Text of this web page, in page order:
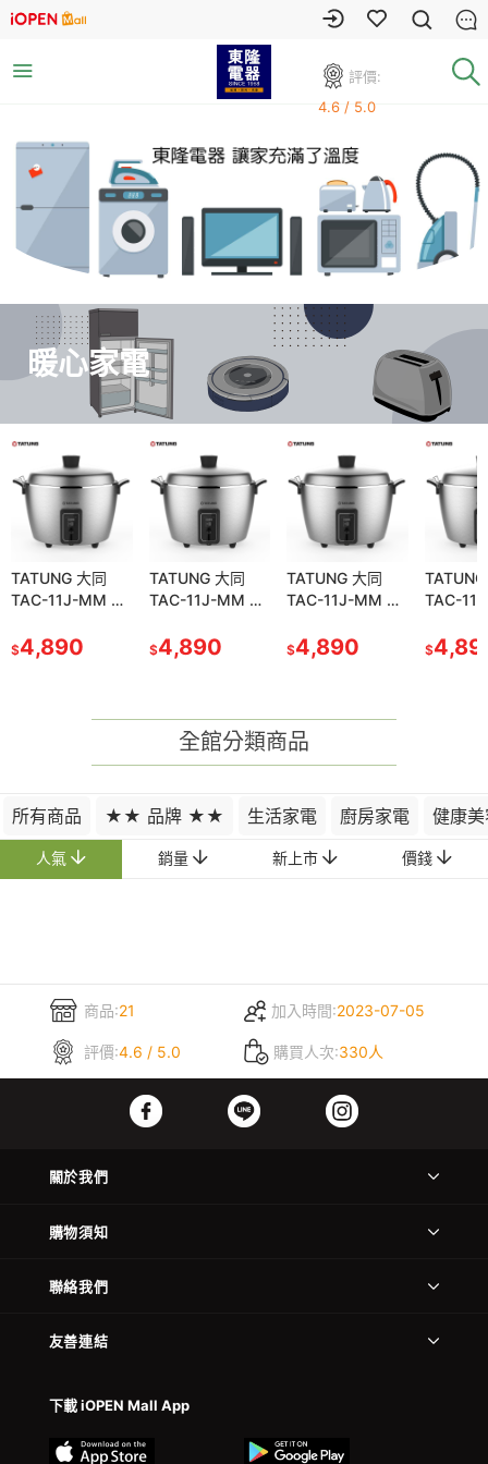
評價:
4.6 / 5.0
暖心家電
TATUNG 大同
TAC-11J-MM 電
不鏽鋼配件 保溫
切換開關
$4,890
TATUNG 大同
TAC-11J-MM 電
不鏽鋼配件 保溫
切換開關
$4,890
TATUNG 大同
TAC-11J-MM 電
不鏽鋼配件 保溫
切換開關
$4,890
TAC-
不鏽鋼
切換開關
$
全館分類商品
所有商品 ★★ 品牌 ★★ 生活家電 廚房家電 健康
人氣 銷量 新上市 價錢
商品:21 加入時間:2023-07-05
評價:4.6 / 5.0 購買人次:330人
關於我們
購物須知
聯絡我們
友善連結
下載 iOPEN Mall App